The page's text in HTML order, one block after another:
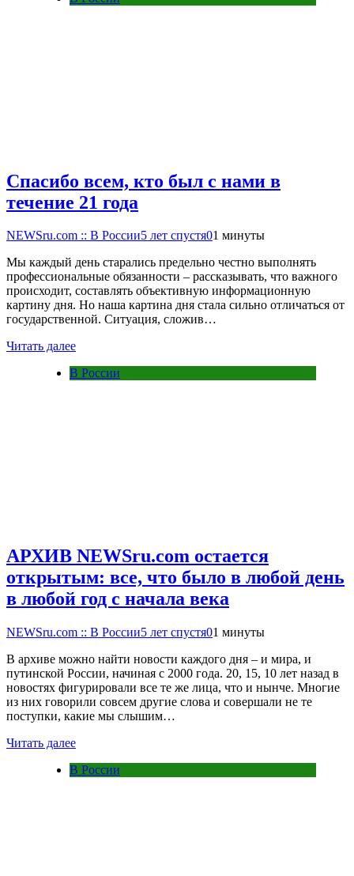
Спасибо всем, кто был с нами в
течение 21 года
NEWSru.com :: В России5 лет спустя01 минуты
Мы каждый день старались предельно честно выполнять
профессиональные обязанности – рассказывать, что важного
происходит, составлять объективную информационную
картину дня. Но наша картина дня стала сильно отличаться от
государственной. Ситуация, сложив…
Читать далее
В России
АРХИВ NEWSru.com остается
открытым: все, что было в любой день
в любой год с начала века
NEWSru.com :: В России5 лет спустя01 минуты
В архиве можно найти новости каждого дня – и мира, и
путинской России, начиная с 2000 года. 20, 15, 10 лет назад в
новостях фигурировали все те же лица, что и нынче. Многие
из них говорили совсем другие слова и совершали не те
поступки, какие мы слышим…
Читать далее
В России